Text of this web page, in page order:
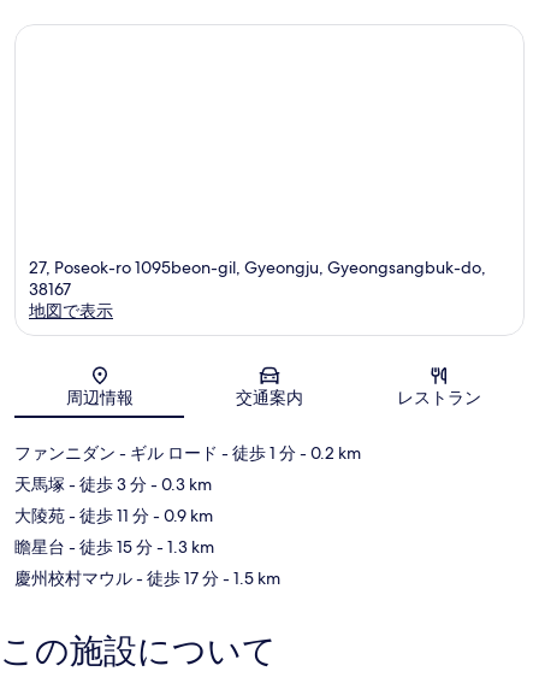
口
コ
口
27, Poseok-ro 1095beon-gil, Gyeongju, Gyeongsangbuk-do,
38167
地図で表示
周辺情報 交通案内 レストラン
ファンニダン - ギル ロード - 徒歩 1 分- 0.2 km
天馬塚- 徒歩 3 分- 0.3 km
大陵苑- 徒歩 11 分- 0.9 km
瞻星台 - 徒歩 15 分- 1.3 km
慶州校村マウル- 徒歩 17 分- 1.5 km
この施設について